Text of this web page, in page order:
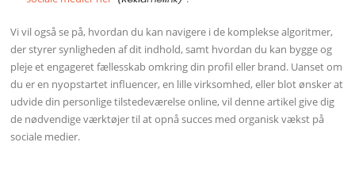
Vi vil også se på, hvordan du kan navigere i de komplekse algoritmer,
der styrer synligheden af dit indhold, samt hvordan du kan bygge og
pleje et engageret fællesskab omkring din profil eller brand. Uanset om
du er en nyopstartet influencer, en lille virksomhed, eller blot ønsker at
udvide din personlige tilstedeværelse online, vil denne artikel give dig
de nødvendige værktøjer til at opnå succes med organisk vækst på
sociale medier.